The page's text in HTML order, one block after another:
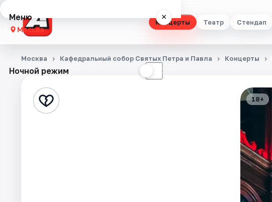
Концерты Театр Стендап
Меню ×
Москва
Концерты
Стендап
Ночной режим ☾
Москва Кафедральный собор Святых Петра и Павла Концерты
18+